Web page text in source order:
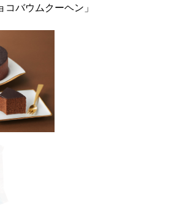
コバウムクーヘン」